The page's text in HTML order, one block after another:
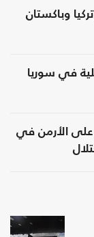
وباكستان
في سوريا
على الأرمن في